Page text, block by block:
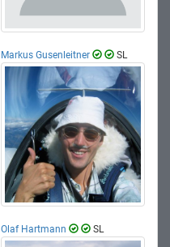
Markus Gusenleitner SL
Olaf Hartmann SL